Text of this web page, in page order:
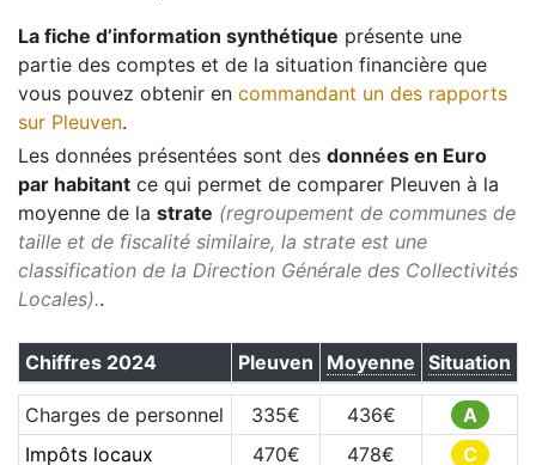
La fiche d’information synthétique présente une
partie des comptes et de la situation financière que
vous pouvez obtenir en commandant un des rapports
sur Pleuven.
Les données présentées sont des données en Euro
par habitant ce qui permet de comparer Pleuven à la
moyenne de la strate (regroupement de communes de
taille et de fiscalité similaire, la strate est une
classification de la Direction Générale des Collectivités
Locales)..
Chiffres 2024 Pleuven Moyenne Situation
Charges de personnel 335€ 436€
A
Impôts locaux
470€ 478€
C